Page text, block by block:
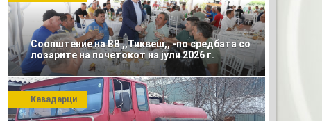
Соопштение на ВВ ,,Тиквеш,, -по средбата со
лозарите на почетокот на јули 2026 г.
Кавадарци